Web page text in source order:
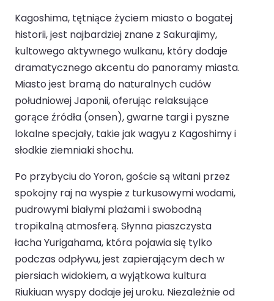
Kagoshima, tętniące życiem miasto o bogatej
historii, jest najbardziej znane z Sakurajimy,
kultowego aktywnego wulkanu, który dodaje
dramatycznego akcentu do panoramy miasta.
Miasto jest bramą do naturalnych cudów
południowej Japonii, oferując relaksujące
gorące źródła (onsen), gwarne targi i pyszne
lokalne specjały, takie jak wagyu z Kagoshimy i
słodkie ziemniaki shochu.
Po przybyciu do Yoron, goście są witani przez
spokojny raj na wyspie z turkusowymi wodami,
pudrowymi białymi plażami i swobodną
tropikalną atmosferą. Słynna piaszczysta
łacha Yurigahama, która pojawia się tylko
podczas odpływu, jest zapierającym dech w
piersiach widokiem, a wyjątkowa kultura
Riukiuan wyspy dodaje jej uroku. Niezależnie od